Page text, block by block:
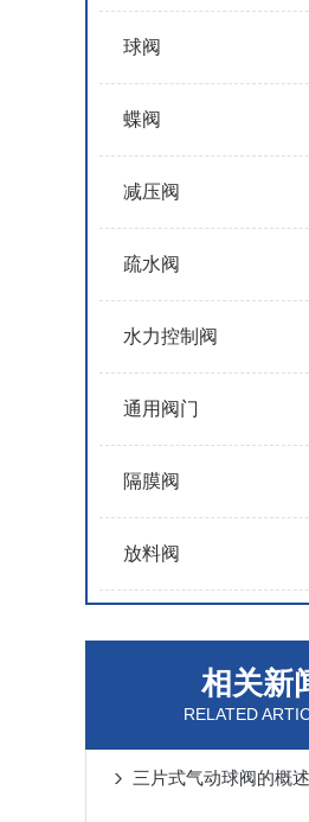
球阀
蝶阀
减压阀
疏水阀
水力控制阀
通用阀门
隔膜阀
放料阀
相关新
RELATED
三片式气动球阀的概